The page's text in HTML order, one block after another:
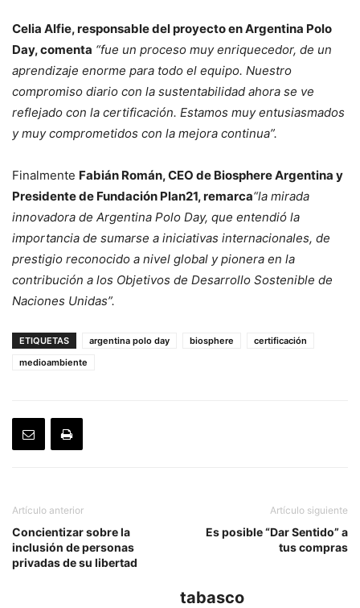
Celia Alfie, responsable del proyecto en Argentina Polo
Day, comenta “fue un proceso muy enriquecedor, de un
aprendizaje enorme para todo el equipo. Nuestro
compromiso diario con la sustentabilidad ahora se ve
reflejado con la certificación. Estamos muy entusiasmados
y muy comprometidos con la mejora continua”.
Finalmente Fabián Román, CEO de Biosphere Argentina y
Presidente de Fundación Plan21, remarca“la mirada
innovadora de Argentina Polo Day, que entendió la
importancia de sumarse a iniciativas internacionales, de
prestigio reconocido a nivel global y pionera en la
contribución a los Objetivos de Desarrollo Sostenible de
Naciones Unidas”.
ETIQUETAS argentina polo day biosphere
certificación
medioambiente
Artículo anterior
Concientizar sobre la
inclusión de personas
privadas de su libertad
Artículo siguiente
Es posible “Dar Sentido” a
tus compras
tabasco